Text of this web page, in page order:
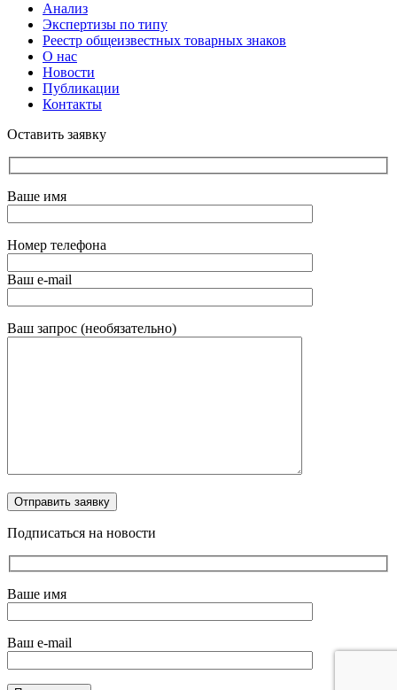
Анализ
Экспертизы по типу
Реестр общеизвестных товарных знаков
О нас
Новости
Публикации
Контакты
Оставить заявку
Ваше имя
Номер телефона
Ваш e-mail
Ваш запрос (необязательно)
Отправить заявку
Подписаться на новости
Ваше имя
Ваш e-mail